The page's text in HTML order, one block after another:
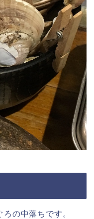
の中落ちです。